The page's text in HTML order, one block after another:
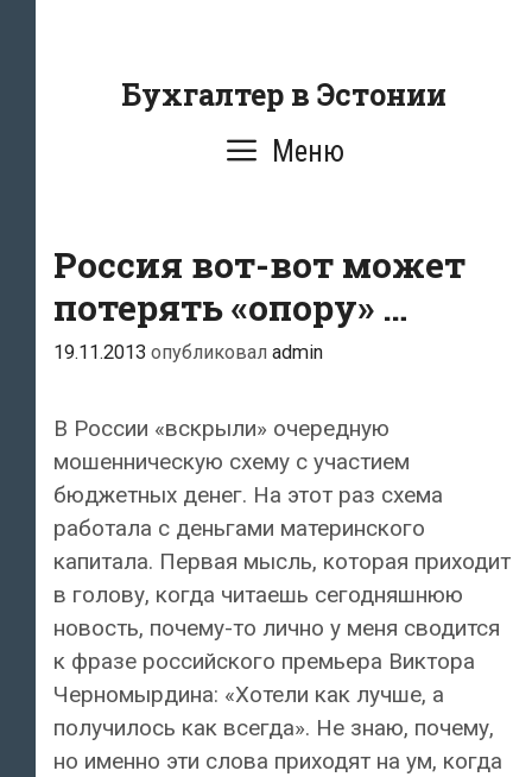
содержаниюБухгалтер в Эстонии
Меню
Россия вот-вот может
потерять «опору» …
19.11.2013 опубликовал admin
В России «вскрыли» очередную
мошенническую схему с участием
бюджетных денег. На этот раз схема
работала с деньгами материнского
капитала. Первая мысль, которая приходит
в голову, когда читаешь сегодняшнюю
новость, почему-то лично у меня сводится
к фразе российского премьера Виктора
Черномырдина: «Хотели как лучше, а
получилось как всегда». Не знаю, почему,
но именно эти слова приходят на ум, когда